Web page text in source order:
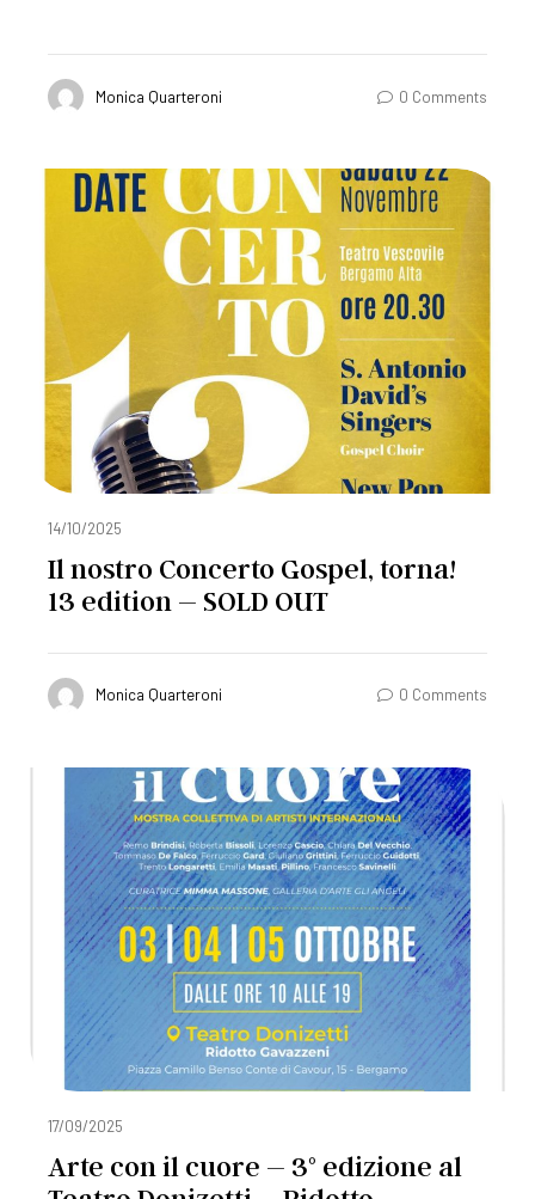
Monica Quarteroni 0 Comments
14/10/2025
Il nostro Concerto Gospel, torna!
13 edition – SOLD OUT
Monica Quarteroni 0 Comments
17/09/2025
Arte con il cuore – 3° edizione al